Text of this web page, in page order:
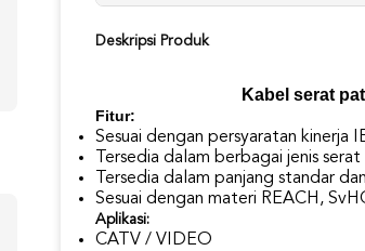
Deskripsi Produk
Kabel serat
Fitur:
Sesuai dengan persyaratan kinerja
Tersedia dalam berbagai jenis serat
Tersedia dalam panjang standar
Sesuai dengan materi REACH,
Aplikasi:
CATV / VIDEO